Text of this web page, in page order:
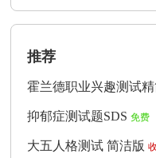
推荐
霍兰德职业兴趣测试精
抑郁症测试题SDS 免费
大五人格测试 简洁版